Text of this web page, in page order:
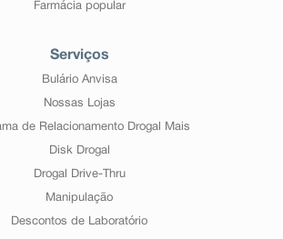
Farmácia popular
Serviços
Bulário Anvisa
Nossas Lojas
de Relacionamento Drogal Mais
Disk Drogal
Drogal Drive-Thru
Manipulação
Descontos de Laboratório